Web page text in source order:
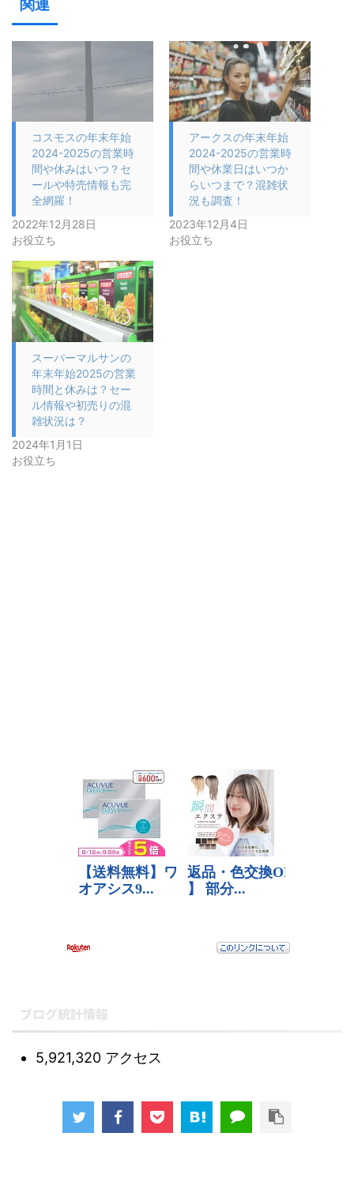
関連
コスモスの年末年始
2024-2025の営業時
間や休みはいつ？セ
ールや特売情報も完
全網羅！
2022年12月28日
お役立ち
アークスの年末年始
2024-2025の営業時
間や休業日はいつか
らいつまで？混雑状
況も調査！
2023年12月4日
お役立ち
スーパーマルサンの
年末年始2025の営業
時間と休みは？セー
ル情報や初売りの混
雑状況は？
2024年1月1日
お役立ち
ブログ統計情報
5,921,320 アクセス